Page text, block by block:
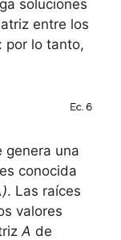
soluciones
entre los
por lo tanto,
genera una
conocida
. Las raíces
valores
A de